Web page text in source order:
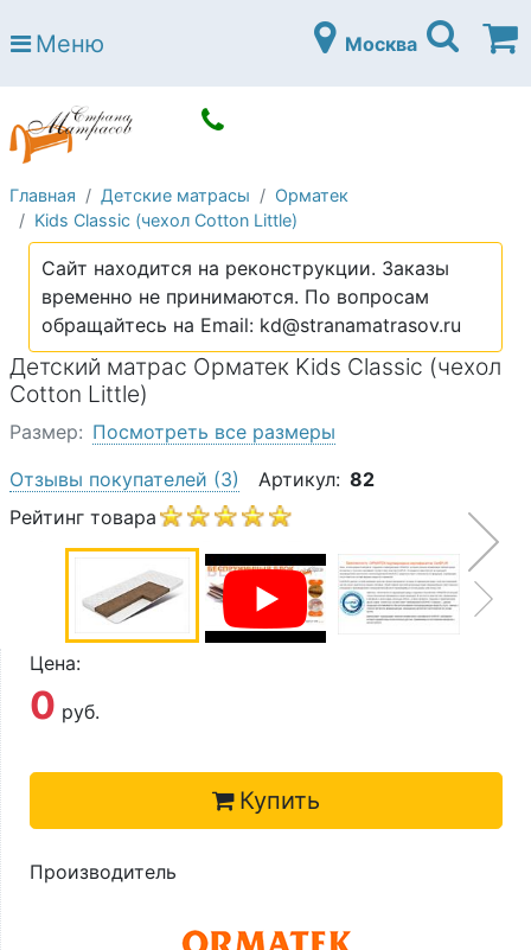
Страна матрасов
Open submenu (Матрасы)
Open submenu (Кровати)
Кровати
Open submenu (Аксессуары)
Open submenu (Диваны)
Диваны
Open submenu (Постельное белье)
Постельное белье
Open submenu (Мебель)
Мебель
Open submenu (Основания)
Основания
Open submenu (Детские матрасы)
Детские матрасы
Open submenu (Детские кровати)
Детские кровати
Open submenu (Шкафы)
Шкафы
О компании
Контакты
Доставка по городу
Меню Москва
Главная Детские матрасы
Орматек
Kids Classic (чехол Cotton Little)
Сайт находится на реконструкции. Заказы
временно не принимаются. По вопросам
обращайтесь на Email: kd@stranamatrasov.ru
Детский матрас Орматек Kids Classic (чехол
Cotton Little)
Размер: Посмотреть все размеры
Отзывы покупателей (3) Артикул: 82
Рейтинг товара
Цена:
0 руб.
Купить
Производитель